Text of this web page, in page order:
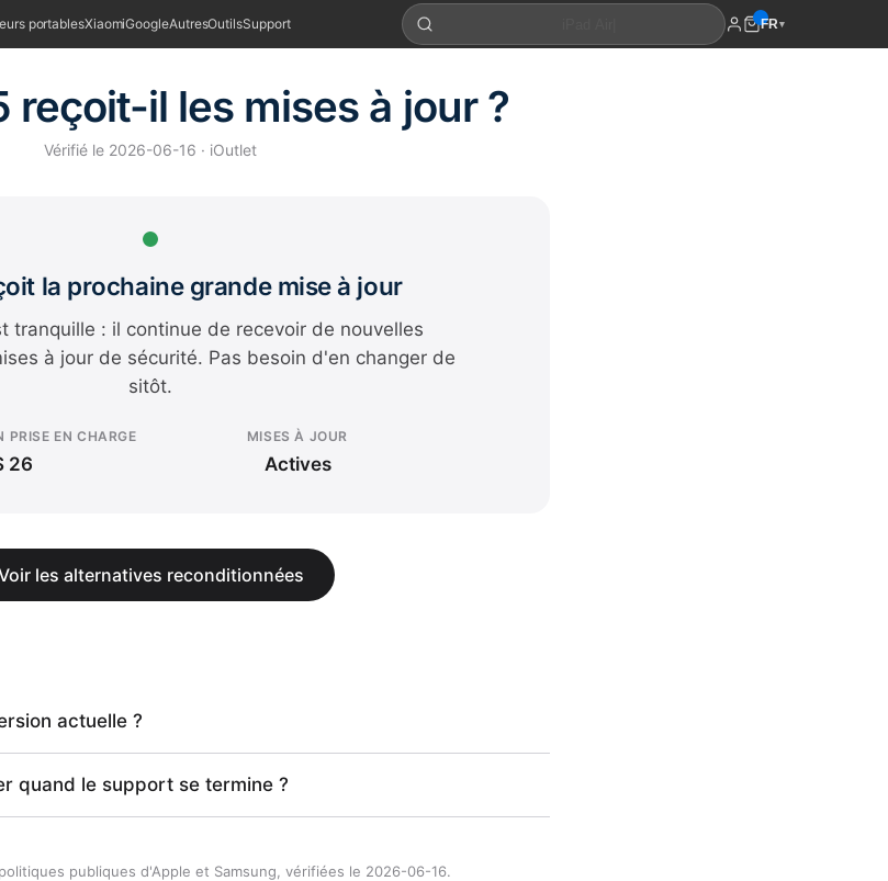
portablesXiaomiGoogleAutresOutilsSupport FR▾
reçoit-il les mises à jour ?
Vérifié le 2026-06-16 · iOutlet
la prochaine grande mise à jour
tranquille : il continue de recevoir de nouvelles
à jour de sécurité. Pas besoin d'en changer de
sitôt.
PRISE EN CHARGE
26
MISES À JOUR
Actives
les alternatives reconditionnées
actuelle ?
quand le support se termine ?
publiques d'Apple et Samsung, vérifiées le 2026-06-16.